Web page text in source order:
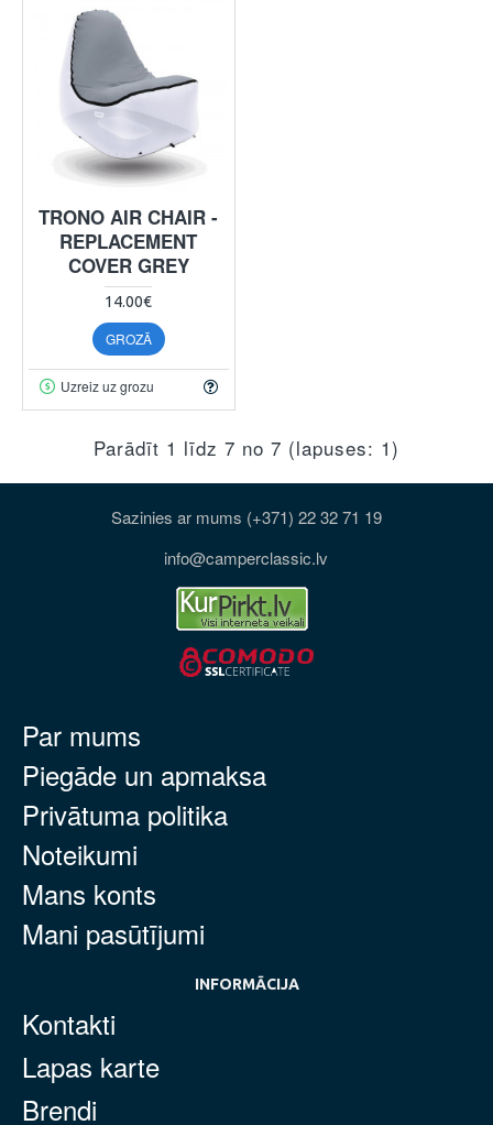
TRONO AIR CHAIR -
REPLACEMENT
COVER GREY
14.00€
GROZĀ
Uzreiz uz grozu
Parādīt 1 līdz 7 no 7 (lapuses: 1)
Sazinies ar mums (+371) 22 32 71 19
info@camperclassic.lv
Par mums
Piegāde un apmaksa
Privātuma politika
Noteikumi
Mans konts
Mani pasūtījumi
INFORMĀCIJA
Kontakti
Lapas karte
Brendi